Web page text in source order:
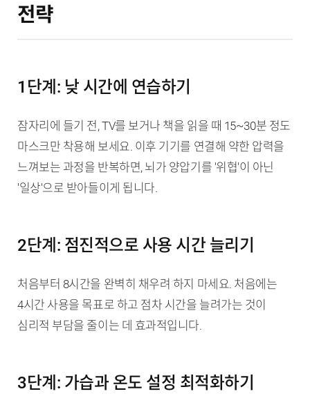
전략
1단계: 낮 시간에 연습하기
잠자리에 들기 전, TV를 보거나 책을 읽을 때 15~30분 정도
마스크만 착용해 보세요. 이후 기기를 연결해 약한 압력을
느껴보는 과정을 반복하면, 뇌가 양압기를 '위협'이 아닌
'일상'으로 받아들이게 됩니다.
2단계: 점진적으로 사용 시간 늘리기
처음부터 8시간을 완벽히 채우려 하지 마세요. 처음에는
4시간 사용을 목표로 하고 점차 시간을 늘려가는 것이
심리적 부담을 줄이는 데 효과적입니다.
3단계: 가습과 온도 설정 최적화하기